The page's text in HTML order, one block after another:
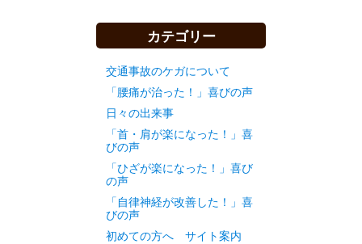
カテゴリー
交通事故のケガについて
「腰痛が治った！」喜びの声
日々の出来事
「首・肩が楽になった！」喜
びの声
「ひざが楽になった！」喜び
の声
「自律神経が改善した！」喜
びの声
初めての方へ サイト案内